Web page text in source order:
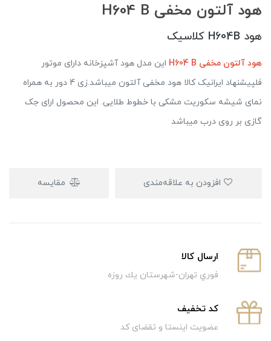
هود آلتون مخفی H604 B
هود H604B کلاسیک
هود آلتون مخفی H604 B
این مدل هود آشپزخانه دارای موتور
فلپیشنهاد ایرانیک کالا هود مخفی آلتون میباشد.زی 4 دور به همراه
نمای شیشه سکوریت مشکی با خطوط طلایی. این محصول ارای جک
گازی بر روی درب میباشد
مقایسه
ارسال كالا
فوري تهران-شهرستان يك روزه
كد تخفيف
عضویت اینستا و تقضای کد